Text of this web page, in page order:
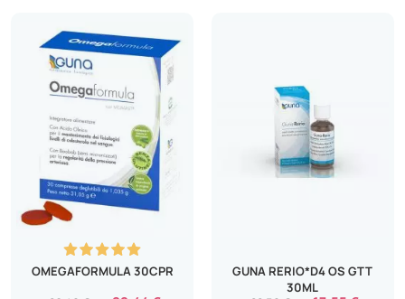
OMEGAFORMULA 30CPR
GUNA RERIO*D4 OS GTT
30ML